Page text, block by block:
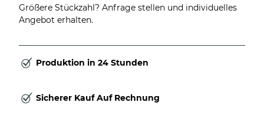
Größere Stückzahl? Anfrage stellen und individuelles
Angebot erhalten.
Produktion in 24 Stunden
Sicherer Kauf Auf Rechnung